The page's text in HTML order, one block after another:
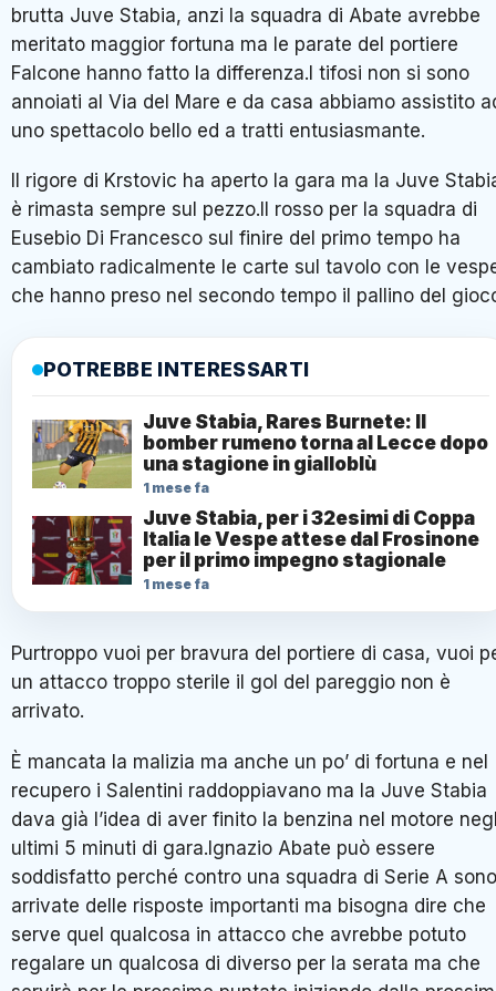
brutta Juve Stabia, anzi la squadra di Abate avrebbe
meritato maggior fortuna ma le parate del portiere
Falcone hanno fatto la differenza.I tifosi non si sono
annoiati al Via del Mare e da casa abbiamo assistito
uno spettacolo bello ed a tratti entusiasmante.
Il rigore di Krstovic ha aperto la gara ma la Juve
è rimasta sempre sul pezzo.Il rosso per la squadra di
Eusebio Di Francesco sul finire del primo tempo ha
cambiato radicalmente le carte sul tavolo con le
che hanno preso nel secondo tempo il pallino del
POTREBBE INTERESSARTI
Juve Stabia, Rares Burnete: Il
bomber rumeno torna al Lecce dopo
una stagione in gialloblù
1 mese fa
Juve Stabia, per i 32esimi di Coppa
Italia le Vespe attese dal Frosinone
per il primo impegno stagionale
1 mese fa
Purtroppo vuoi per bravura del portiere di casa, vuoi
un attacco troppo sterile il gol del pareggio non è
arrivato.
È mancata la malizia ma anche un po’ di fortuna e nel
recupero i Salentini raddoppiavano ma la Juve Stabia
dava già l’idea di aver finito la benzina nel motore
ultimi 5 minuti di gara.Ignazio Abate può essere
soddisfatto perché contro una squadra di Serie A sono
arrivate delle risposte importanti ma bisogna dire che
serve quel qualcosa in attacco che avrebbe potuto
regalare un qualcosa di diverso per la serata ma che